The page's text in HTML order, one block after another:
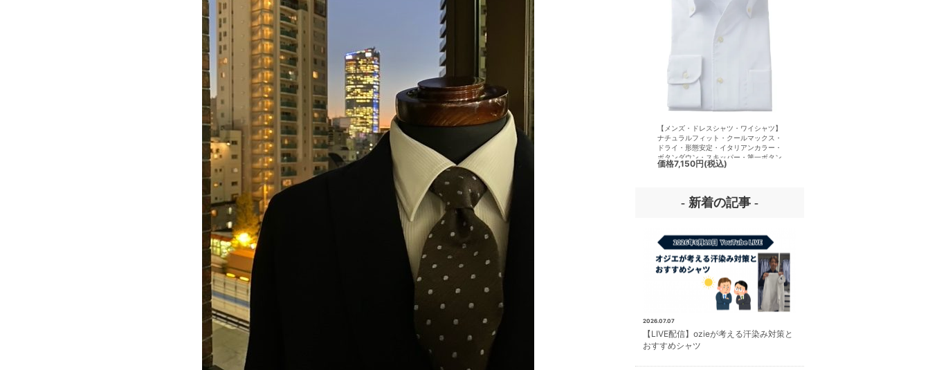
【メンズ・ドレスシャツ・ワイシャツ】
ナチュラルフィット・ブロード・ダブル
カフス・ホリゾンタルカラー・カッタウ
ェイ・クレリック
8,800円
【メンズ・ドレスシャツ・ワイシャツ】
ナチュラルフィット・クールマックス・
ドライ・形態安定・イタリアンカラー・
ボタンダウン・スキッパー・第一ボタン
無し
価格7,150円(税込)
- 新着の記事 -
2026.07.07
【LIVE配信】ozieが考える汗染み対策と
おすすめシャツ